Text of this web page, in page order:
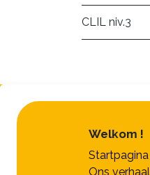
CLIL niv.3
Welkom !
Startpagina
Ons verhaal